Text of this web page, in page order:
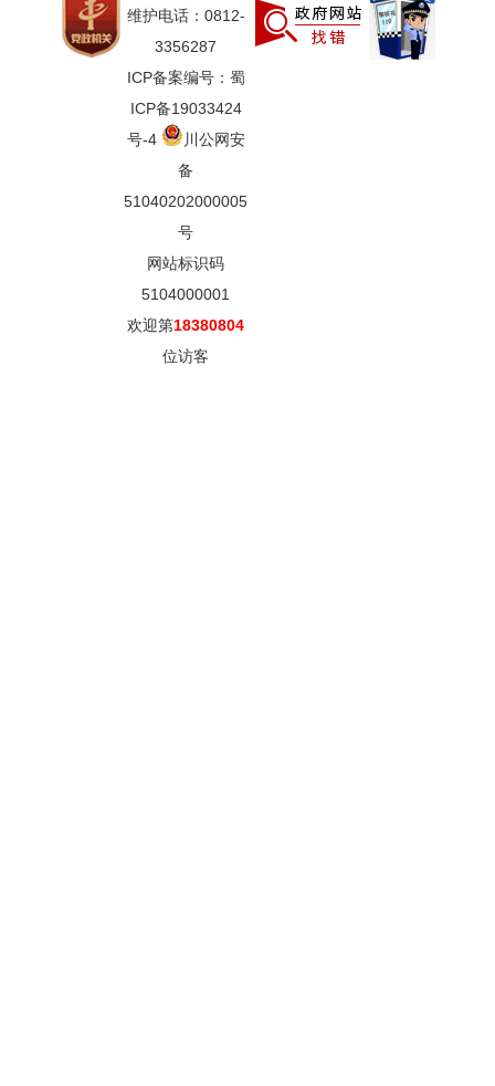
维护电话：0812-
3356287
ICP备案编号：蜀
ICP备19033424
号-4
川公网安
备
51040202000005
号
网站标识码
5104000001
欢迎第18380804
位访客